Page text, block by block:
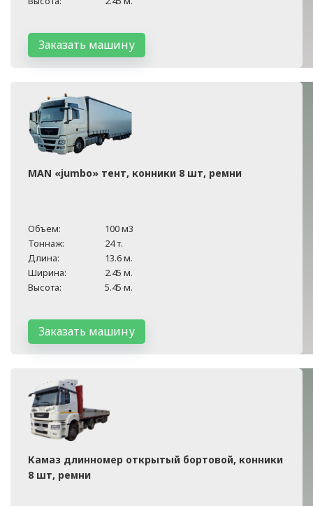
Заказать машину
MAN «jumbo» тент, конники 8 шт, ремни
Объем:
100 м3
Тоннаж:
24 т.
Длина:
13.6 м.
Ширина:
2.45 м.
Высота:
5.45 м.
Заказать машину
Камаз длинномер открытый бортовой, конники
8 шт, ремни